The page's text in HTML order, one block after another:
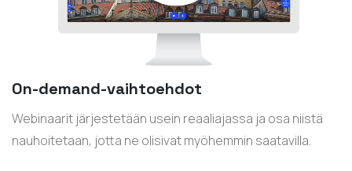
On-demand-vaihtoehdot
Webinaarit järjestetään usein reaaliajassa ja osa niistä
nauhoitetaan, jotta ne olisivat myöhemmin saatavilla.